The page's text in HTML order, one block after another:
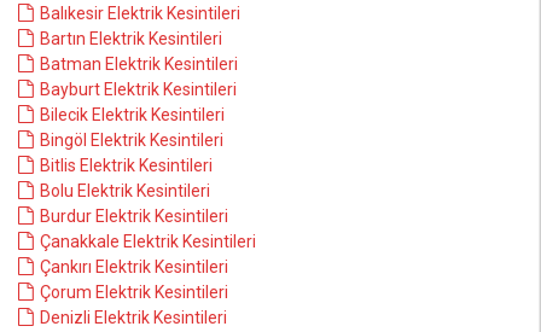
Balıkesir Elektrik Kesintileri
Bartın Elektrik Kesintileri
Batman Elektrik Kesintileri
Bayburt Elektrik Kesintileri
Bilecik Elektrik Kesintileri
Bingöl Elektrik Kesintileri
Bitlis Elektrik Kesintileri
Bolu Elektrik Kesintileri
Burdur Elektrik Kesintileri
Çanakkale Elektrik Kesintileri
Çankırı Elektrik Kesintileri
Çorum Elektrik Kesintileri
Denizli Elektrik Kesintileri